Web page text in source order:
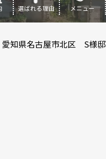
選ばれる理由 メニュー
愛知県名古屋市北区 S様邸